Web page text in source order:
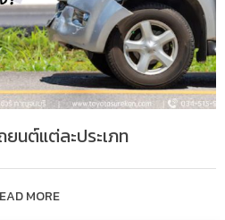
ยนต์แต่ละประเภท
MORE